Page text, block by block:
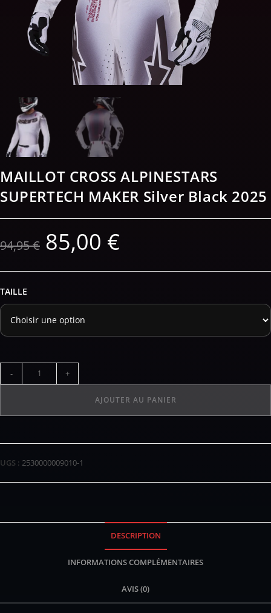
MAILLOT CROSS ALPINESTARS
SUPERTECH MAKER Silver Black 2025
94,95€ 85,00 €
TAILLE
- +
AJOUTER AU PANIER
UGS : 2530000009010-1
DESCRIPTION
INFORMATIONS COMPLÉMENTAIRES
AVIS (0)